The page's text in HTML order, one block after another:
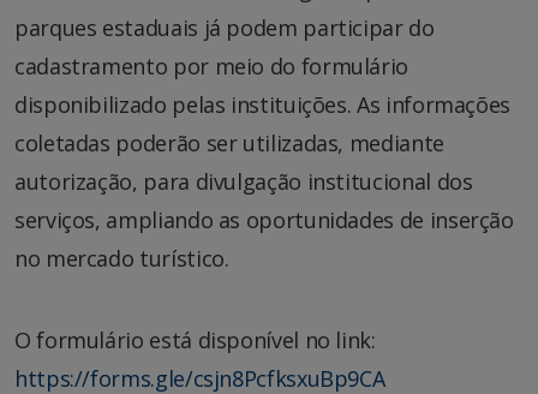
parques estaduais já podem participar do
cadastramento por meio do formulário
disponibilizado pelas instituições. As informações
coletadas poderão ser utilizadas, mediante
autorização, para divulgação institucional dos
serviços, ampliando as oportunidades de inserção
no mercado turístico.
O formulário está disponível no link:
https://forms.gle/csjn8PcfksxuBp9CA